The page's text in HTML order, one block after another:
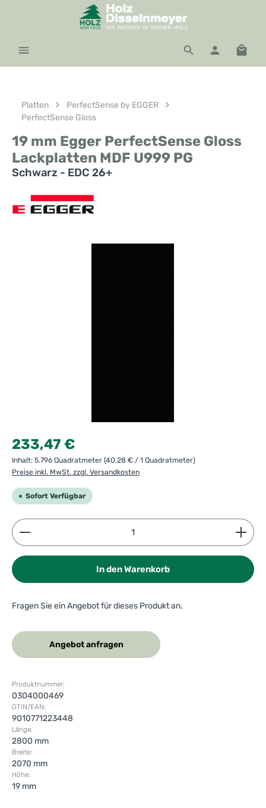
Zum Hauptinhalt springen
Platten
PerfectSense by EGGER
PerfectSense Gloss
19 mm Egger PerfectSense Gloss
Lackplatten MDF U999 PG
Schwarz - EDC 26+
Regulärer Preis:
233,47 €
Inhalt: 5.796 Quadratmeter (40,28 € / 1 Quadratmeter)
Preise inkl. MwSt. zzgl. Versandkosten
Sofort Verfügbar
Produkt Anzahl: Gib den gewünschten Wert ein
In den Warenkorb
Fragen Sie ein Angebot für dieses Produkt an.
Angebot anfragen
Produktnummer:
0304000469
GTIN/EAN:
9010771223448
Länge:
2800 mm
Breite:
2070 mm
Höhe:
19 mm